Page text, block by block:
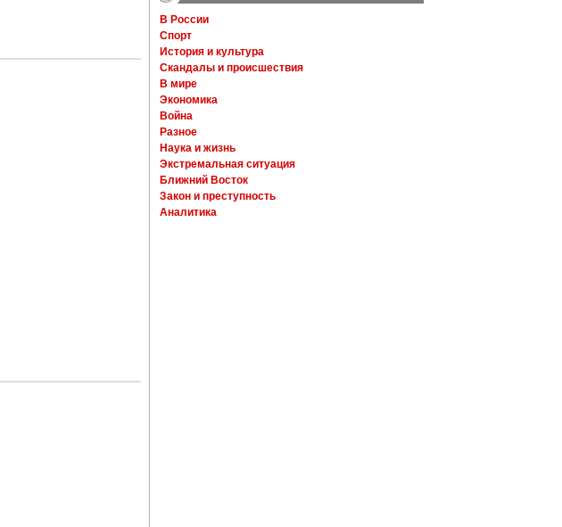
В России
Спорт
История и культура
Скандалы и происшествия
В мире
Экономика
Война
Разное
Наука и жизнь
Экстремальная ситуация
Ближний Восток
Закон и преступность
Аналитика